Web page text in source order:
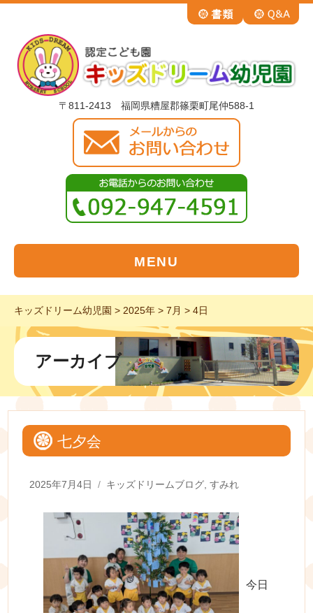
〒811-2413 福岡県糟屋郡篠栗町尾仲588-1
MENU
キッズドリーム幼児園 > 2025年 > 7月 > 4日
アーカイブ
七夕会
Posted
2025年7月4日 Categories
キッズドリームブログ, すみれ
今日